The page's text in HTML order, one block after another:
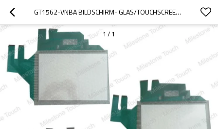
GT1562-VNBA BILDSCHIRM- GLAS/TOUCHSCREEN-GLAS GT1562-VNBA
1 / 1